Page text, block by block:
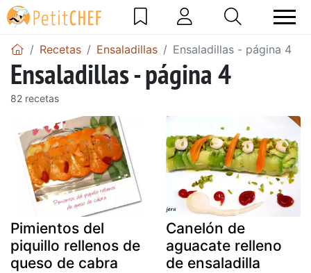
Recetas Ensaladillas Ensaladillas - página 4
Ensaladillas - página 4
82 recetas
Pimientos del
piquillo rellenos de
queso de cabra
Canelón de
aguacate relleno
de ensaladilla